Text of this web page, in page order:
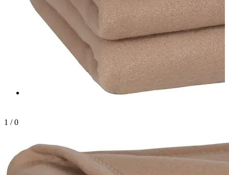
1 / 0